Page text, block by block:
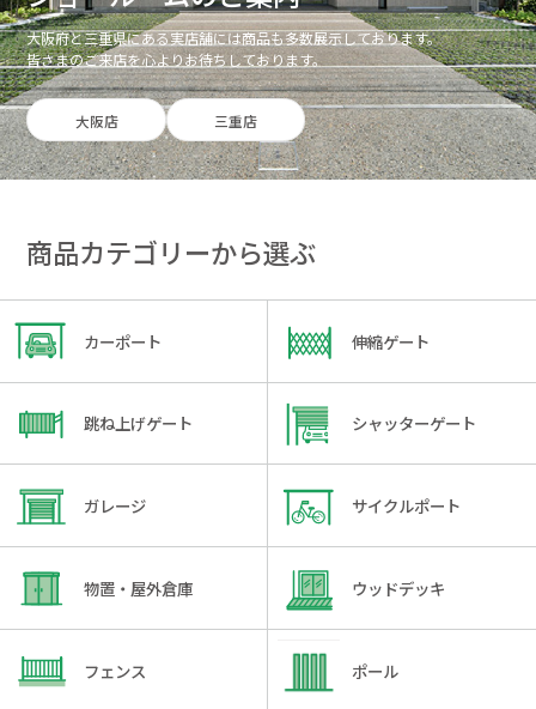
大阪府と三重県にある実店舗には商品も多数展示しております。
皆さまのご来店を心よりお待ちしております。
大阪店 三重店
商品カテゴリーから選ぶ
カーポート 伸縮ゲート
跳ね上げゲート シャッターゲート
ガレージ サイクルポート
物置・屋外倉庫 ウッドデッキ
フェンス ポール